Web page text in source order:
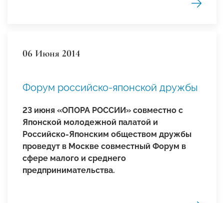
06 Июня 2014
Форум российско-японской дружбы
23 июня «ОПОРА РОССИИ» совместно с
Японской молодежной палатой и
Российско-Японским обществом дружбы
проведут в Москве совместный Форум в
сфере малого и среднего
предпринимательства.